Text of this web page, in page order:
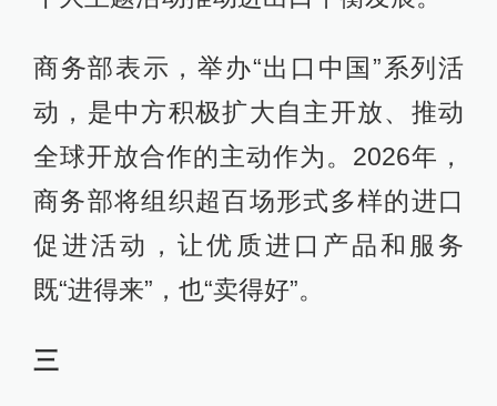
商务部表示，举办“出口中国”系列活
动，是中方积极扩大自主开放、推动
全球开放合作的主动作为。2026年，
商务部将组织超百场形式多样的进口
促进活动，让优质进口产品和服务
既“进得来”，也“卖得好”。
三